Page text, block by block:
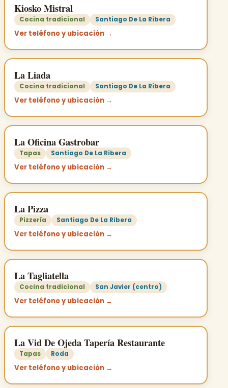
Kiosko Mistral
Cocina tradicional Santiago De La Ribera
Ver teléfono y ubicación →
La Liada
Cocina tradicional Santiago De La Ribera
Ver teléfono y ubicación →
La Oficina Gastrobar
Tapas Santiago De La Ribera
Ver teléfono y ubicación →
La Pizza
Pizzería Santiago De La Ribera
Ver teléfono y ubicación →
La Tagliatella
Cocina tradicional San Javier (centro)
Ver teléfono y ubicación →
La Vid De Ojeda Tapería Restaurante
Tapas Roda
Ver teléfono y ubicación →